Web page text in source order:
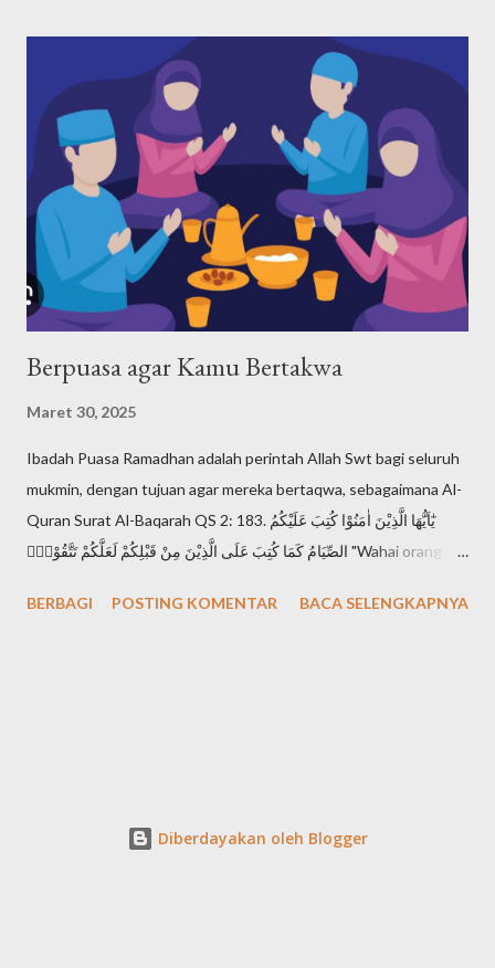
1527-1407 SM. Maka, dari agama-agama samawi, Yahudi adalah
agama pertama menurut urutan waktunya. Bagaimana Nabi
Musa mendefiniskan dan mengajarkan ketuhanan kepada
kaumnya? Nabi Musa dengan tegas menyatakan bahwa Tuhan
adalah Yang Maha Esa. Pernyataan yang paling terkenal tentang
keesaan Tuhan dalam ajaran Musa ada dalam Ulangan 6:4, yang
disebut Shema Israel: "Dengarlah, hai Israel: Tuhan itu Allah
kita, Tuhan itu esa!". Shema Israel a...
Berpuasa agar Kamu Bertakwa
Maret 30, 2025
Ibadah Puasa Ramadhan adalah perintah Allah Swt bagi seluruh
mukmin, dengan tujuan agar mereka bertaqwa, sebagaimana Al-
Quran Surat Al-Baqarah QS 2: 183. يٰٓاَيُّهَا الَّذِيْنَ اٰمَنُوْا كُتِبَ عَلَيْكُمُ
الصِّيَامُ كَمَا كُتِبَ عَلَى الَّذِيْنَ مِنْ قَبْلِكُمْ لَعَلَّكُمْ تَتَّقُوْنَۙ "Wahai orang-
sebagaimana diwajibkan atas orang-orang sebelum kamu agar
yang disebutkan dalam Al-Quran. Mari kita sebutkan saja salah
BERBAGI POSTING KOMENTAR BACA SELENGKAPNYA
Diberdayakan oleh Blogger